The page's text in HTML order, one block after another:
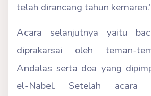
telah dirancang tahun
Acara selanjutnya yaitu
diprakarsai oleh teman-
Andalas serta doa yang
el-Nabel. Setelah acara